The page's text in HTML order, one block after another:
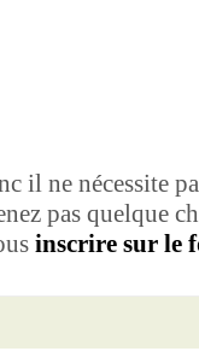
il ne nécessite
pas quelque
inscrire sur le